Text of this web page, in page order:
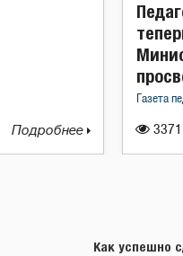
Подробнее 3371
Газета
Как успешно